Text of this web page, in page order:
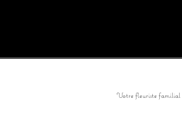
Votre fleuriste familial